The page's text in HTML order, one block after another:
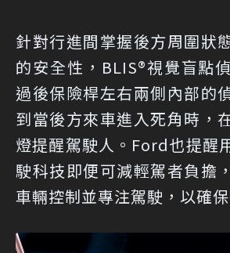
針對行進間掌握後方周圍狀
的安全性，BLIS®視覺盲點
過後保險桿左右兩側內部的
到當後方來車進入死角時，
燈提醒駕駛人。Ford也提醒
駛科技即便可減輕駕者負擔
車輛控制並專注駕駛，以確